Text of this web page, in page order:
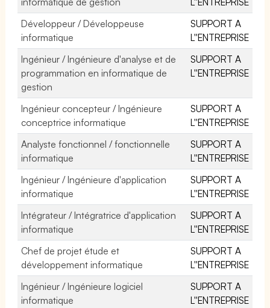
Développeur / Développeuse
informatique
SUPPORT A
L''ENTREPRISE
Ingénieur / Ingénieure d'analyse et de
programmation en informatique de
gestion
SUPPORT A
L''ENTREPRISE
Ingénieur concepteur / Ingénieure
conceptrice informatique
SUPPORT A
L''ENTREPRISE
Analyste fonctionnel / fonctionnelle
informatique
SUPPORT A
L''ENTREPRISE
Ingénieur / Ingénieure d'application
informatique
SUPPORT A
L''ENTREPRISE
Intégrateur / Intégratrice d'application
informatique
SUPPORT A
L''ENTREPRISE
Chef de projet étude et
développement informatique
SUPPORT A
L''ENTREPRISE
Ingénieur / Ingénieure logiciel
informatique
SUPPORT A
L''ENTREPRISE